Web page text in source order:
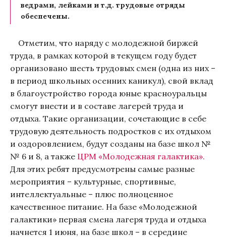
ведрами, лейками и т.д. трудовые отряды
обеспечены.
Отметим, что наряду с молодежной биржей
труда, в рамках которой в текущем году будет
организовано шесть трудовых смен (одна из них –
в период школьных осенних каникул), свой вклад
в благоустройство города юные красноуральцы
смогут внести и в составе лагерей труда и
отдыха. Такие организации, сочетающие в себе
трудовую деятельность подростков с их отдыхом
и оздоровлением, будут созданы на базе школ №
№ 6 и 8, а также ЦРМ «Молодежная галактика».
Для этих ребят предусмотрены самые разные
мероприятия – культурные, спортивные,
интеллектуальные – плюс полноценное
качественное питание. На базе «Молодежной
галактики» первая смена лагеря труда и отдыха
начнется 1 июня, на базе школ – в середине